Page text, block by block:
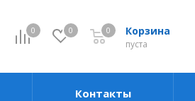
0 0 Корзина
пуста
0
Контакты